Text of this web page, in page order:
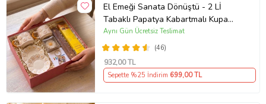
El Emeği Sanata Dönüştü - 2 Lİ
Tabaklı Papatya Kabartmalı Kupa
Seti & Tütsü Seti & Mum &
Anahtarlık
(46)
Aynı Gün Ücretsiz Teslimat
932,00 TL
Sepette %25 İndirim 699,00 TL